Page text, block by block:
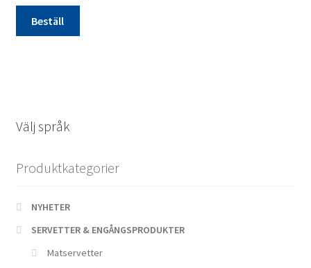
Beställ
mängd
Välj språk
Produktkategorier
NYHETER
SERVETTER & ENGÅNGSPRODUKTER
Matservetter